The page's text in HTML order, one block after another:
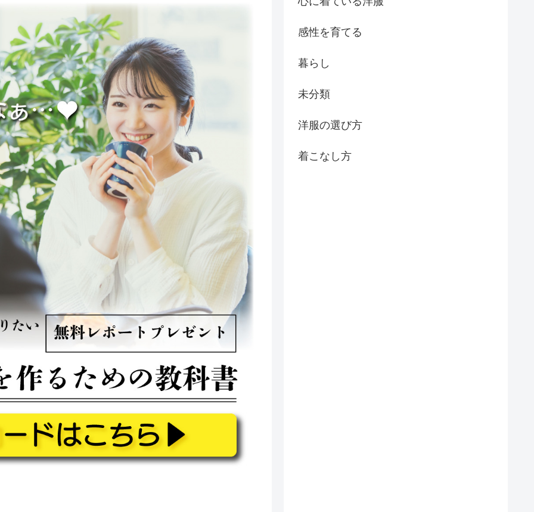
感性を育てる
暮らし
未分類
洋服の選び方
着こなし方